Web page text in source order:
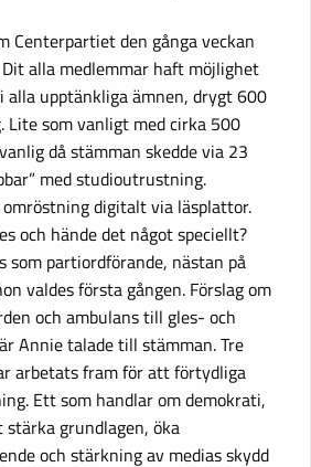
Centerpartiet den gånga veckan
alla medlemmar haft möjlighet
upptänkliga ämnen, drygt 600
Lite som vanligt med cirka 500
då stämman skedde via 23
med studioutrustning.
digitalt via läsplattor.
och hände det något speciellt?
som partiordförande, nästan på
valdes första gången. Förslag om
och ambulans till gles- och
Annie talade till stämman. Tre
arbetats fram för att förtydliga
Ett som handlar om demokrati,
grundlagen, öka
och stärkning av medias skydd